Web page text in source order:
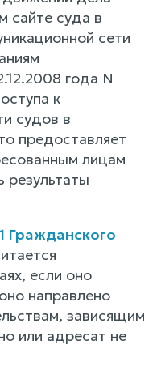
сайте суда в
сети
года N
к
судов в
предоставляет
лицам
результаты
Гражданского
если оно
направлено
зависящим
или адресат не